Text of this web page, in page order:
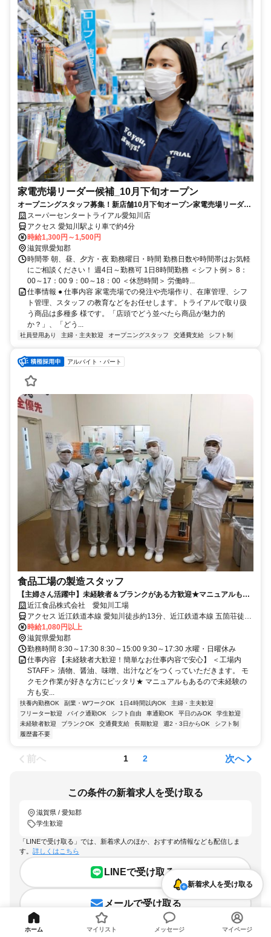
家電売場リーダー候補_10月下旬オープン
オープニングスタッフ募集！新店舗10月下旬オープン家電売場リーダー
候補募集※業務経験要
スーパーセンタートライアル愛知川店
アクセス 愛知川駅より車で約4分
時給1,300円～1,500円
滋賀県愛知郡
時間帯 朝、昼、夕方・夜 勤務曜日・時間 勤務日数や時間帯はお気軽
にご相談ください！ 週4日～勤務可 1日8時間勤務 ＜シフト例＞ 8：
00～17：00 9：00～18：00 ＜休憩時間＞ 労働時...
仕事情報 ● 仕事内容 家電売場での発注や売場作り、在庫管理、シフ
ト管理、スタッフ の教育などをお任せします。トライアルで取り扱
う商品は多種多 様です。「店頭でどう並べたら商品が魅力的
か？」、「どう...
社員登用あり 主婦・主夫歓迎 オープニングスタッフ 交通費支給 シフト制
アルバイト・パート
食品工場の製造スタッフ
【主婦さん活躍中】未経験者＆ブランクがある方歓迎★マニュアルもあ
るので安心です◎
近江食品株式会社 愛知川工場
アクセス 近江鉄道本線 愛知川徒歩約13分、近江鉄道本線 五箇荘徒歩
約30分、近江鉄道本線 豊郷（滋賀県）徒歩約52分
時給1,080円以上
滋賀県愛知郡
勤務時間 8:30～17:30 8:30～15:00 9:30～17:30 水曜・日曜休み
仕事内容 【未経験者大歓迎！簡単なお仕事内容で安心】 ＜工場内
STAFF＞ 漬物、醤油、味噌、出汁などをつくっていただきます。 モ
クモク作業が好きな方にピッタリ★ マニュアルもあるので未経験の
方も安...
扶養内勤務OK 副業・WワークOK 1日4時間以内OK
主婦・主夫歓迎
フリーター歓迎
バイク通勤OK シフト自由 車通勤OK 平日のみOK
学生歓迎
未経験者歓迎
ブランクOK 交通費支給 長期歓迎 週2・3日からOK
シフト制
履歴書不要
前へ 1 2 次へ
この条件の新着求人を受け取る
滋賀県 / 愛知郡
学生歓迎
「LINEで受け取る」では、新着求人のほか、おすすめ情報なども配信しま
す。 詳しくはこちら
LINEで受け取る
メールで受け取る
新着求人を受け取る
ホーム マイリスト メッセージ マイページ